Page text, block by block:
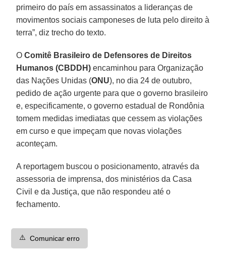
primeiro do país em assassinatos a lideranças de
movimentos sociais camponeses de luta pelo direito à
terra”, diz trecho do texto.
O Comitê Brasileiro de Defensores de Direitos
Humanos (CBDDH) encaminhou para Organização
das Nações Unidas (ONU), no dia 24 de outubro,
pedido de ação urgente para que o governo brasileiro
e, especificamente, o governo estadual de Rondônia
tomem medidas imediatas que cessem as violações
em curso e que impeçam que novas violações
aconteçam.
A reportagem buscou o posicionamento, através da
assessoria de imprensa, dos ministérios da Casa
Civil e da Justiça, que não respondeu até o
fechamento.
⚠️ Comunicar erro